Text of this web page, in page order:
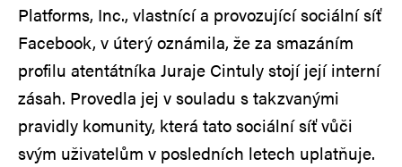
Platforms, Inc., vlastnící a provozující sociální síť
Facebook, v úterý oznámila, že za smazáním
profilu atentátníka Juraje Cintuly stojí její interní
zásah. Provedla jej v souladu s takzvanými
pravidly komunity, která tato sociální síť vůči
svým uživatelům v posledních letech uplatňuje.